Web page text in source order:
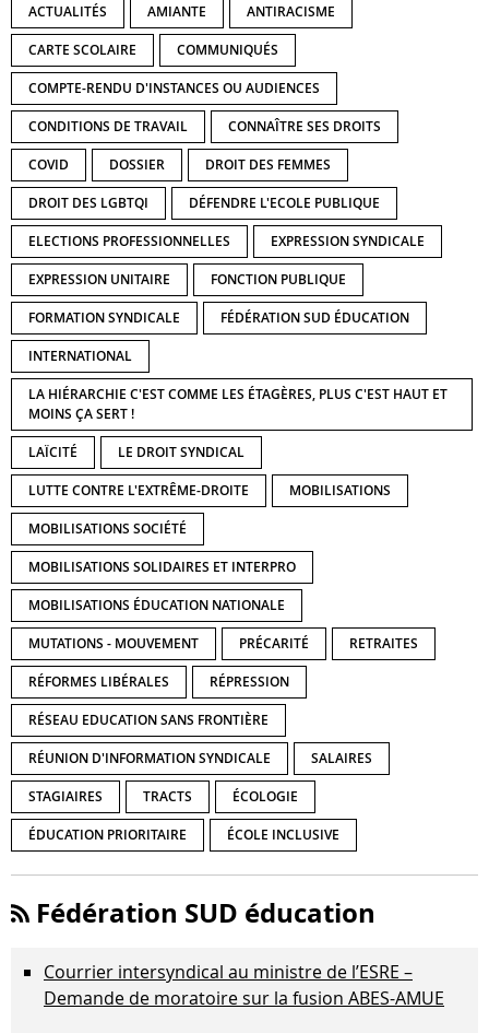
ACTUALITÉS AMIANTE ANTIRACISME
CARTE SCOLAIRE COMMUNIQUÉS
COMPTE-RENDU D'INSTANCES OU AUDIENCES
CONDITIONS DE TRAVAIL CONNAÎTRE SES DROITS
COVID DOSSIER DROIT DES FEMMES
DROIT DES LGBTQI DÉFENDRE L'ECOLE PUBLIQUE
ELECTIONS PROFESSIONNELLES EXPRESSION SYNDICALE
EXPRESSION UNITAIRE FONCTION PUBLIQUE
FORMATION SYNDICALE FÉDÉRATION SUD ÉDUCATION
INTERNATIONAL
LA HIÉRARCHIE C'EST COMME LES ÉTAGÈRES, PLUS C'EST HAUT ET
MOINS ÇA SERT !
LAÏCITÉ LE DROIT SYNDICAL
LUTTE CONTRE L'EXTRÊME-DROITE MOBILISATIONS
MOBILISATIONS SOCIÉTÉ
MOBILISATIONS SOLIDAIRES ET INTERPRO
MOBILISATIONS ÉDUCATION NATIONALE
MUTATIONS - MOUVEMENT PRÉCARITÉ RETRAITES
RÉFORMES LIBÉRALES RÉPRESSION
RÉSEAU EDUCATION SANS FRONTIÈRE
RÉUNION D'INFORMATION SYNDICALE SALAIRES
STAGIAIRES TRACTS ÉCOLOGIE
ÉDUCATION PRIORITAIRE ÉCOLE INCLUSIVE
Fédération SUD éducation
Courrier intersyndical au ministre de l’ESRE –
Demande de moratoire sur la fusion ABES-AMUE